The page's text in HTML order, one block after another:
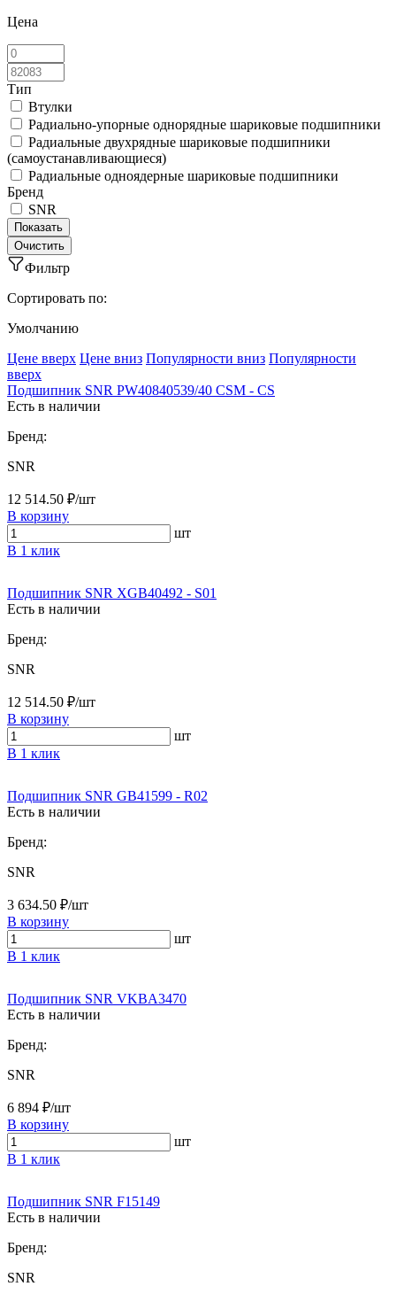
Цена
Тип
Втулки
Радиально-упорные однорядные шариковые подшипники
Радиальные двухрядные шариковые подшипники
(самоустанавливающиеся)
Радиальные одноядерные шариковые подшипники
Бренд
SNR
Фильтр
Сортировать по:
Умолчанию
Ценe вверх Ценe вниз Популярности вниз Популярности
вверх
Подшипник SNR PW40840539/40 CSM - CS
Есть в наличии
Бренд:
SNR
12 514.50 ₽/шт
В корзину
шт
В 1 клик
Подшипник SNR XGB40492 - S01
Есть в наличии
Бренд:
SNR
12 514.50 ₽/шт
В корзину
шт
В 1 клик
Подшипник SNR GB41599 - R02
Есть в наличии
Бренд:
SNR
3 634.50 ₽/шт
В корзину
шт
В 1 клик
Подшипник SNR VKBA3470
Есть в наличии
Бренд:
SNR
6 894 ₽/шт
В корзину
шт
В 1 клик
Подшипник SNR F15149
Есть в наличии
Бренд:
SNR